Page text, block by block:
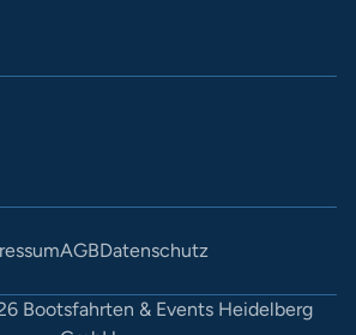
AGBDatenschutz
Bootsfahrten & Events Heidelberg